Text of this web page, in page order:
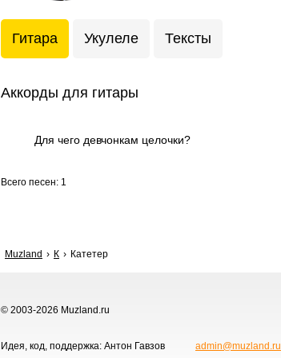
Гитара Укулеле Тексты
Аккорды для гитары
Для чего девчонкам целочки?
Всего песен: 1
Muzland К Катетер
© 2003-2026 Muzland.ru
Идея, код, поддержка: Антон Гавзов
admin@muzland.ru